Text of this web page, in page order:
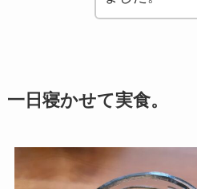
一日寝かせて実食。